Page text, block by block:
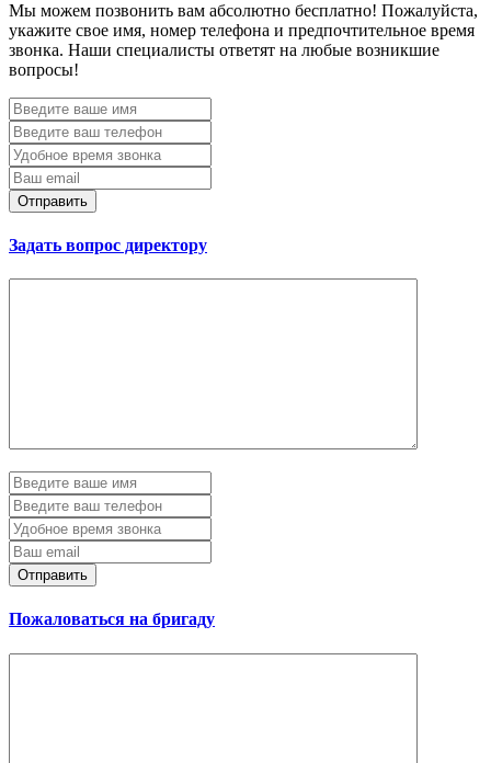
Мы можем позвонить вам абсолютно бесплатно! Пожалуйста,
укажите свое имя, номер телефона и предпочтительное время
звонка. Наши специалисты ответят на любые возникшие
вопросы!
Отправить
Задать вопрос директору
Отправить
Пожаловаться на бригаду